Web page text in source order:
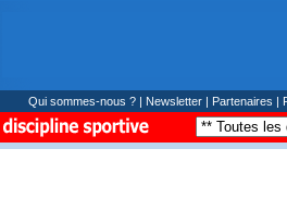
Qui sommes-nous ? | Newsletter | Partenaires |